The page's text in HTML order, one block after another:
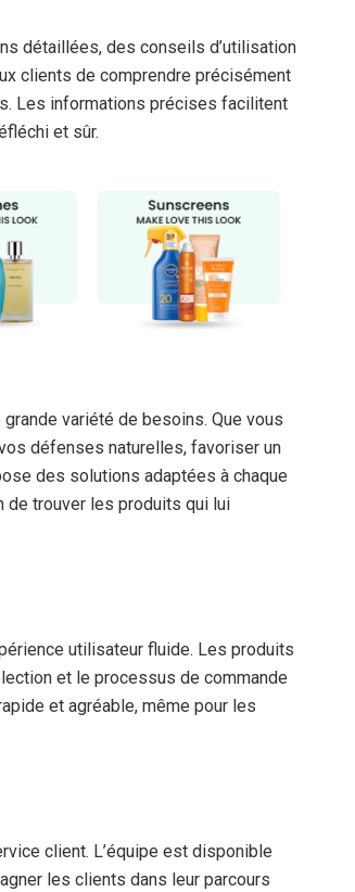
détaillées, des conseils d’utilisation
clients de comprendre précisément
Les informations précises facilitent
et sûr.
variété de besoins. Que vous
défenses naturelles, favoriser un
des solutions adaptées à chaque
de trouver les produits qui lui
utilisateur fluide. Les produits
et le processus de commande
et agréable, même pour les
client. L’équipe est disponible
les clients dans leur parcours